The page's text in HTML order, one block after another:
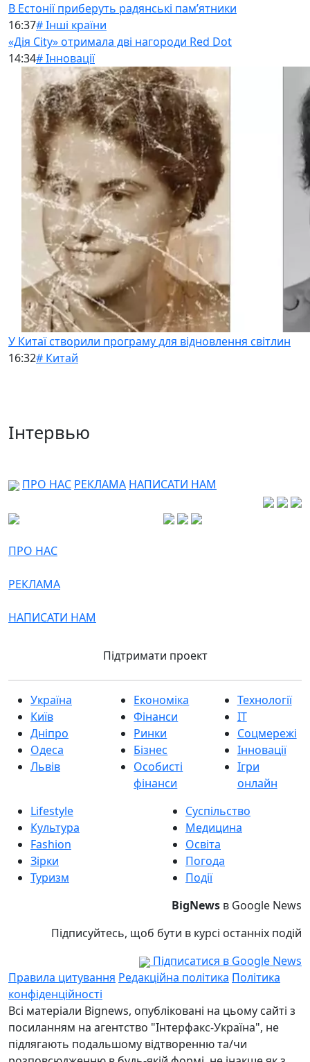
В Естонії приберуть радянські памʼятники
16:37# Інші країни
«Дія City» отримала дві нагороди Red Dot
14:34# Інновації
У Китаї створили програму для відновлення світлин
16:32# Китай
Інтервью
ПРО НАС РЕКЛАМА НАПИСАТИ НАМ
ПРО НАС
РЕКЛАМА
НАПИСАТИ НАМ
Підтримати проект
Україна
Київ
Дніпро
Одеса
Львів
Економіка
Фінанси
Ринки
Бізнес
Особисті
фінанси
Технології
IT
Соцмережі
Інновації
Ігри
онлайн
Lifestyle
Культура
Fashion
Зірки
Туризм
Суспільство
Медицина
Освіта
Погода
Події
BigNews в Google News
Підписуйтесь, щоб бути в курсі останніх подій
Підписатися в Google News
Правила цитування Редакційна політика Політика
конфіденційності
Всі матеріали Bignews, опубліковані на цьому сайті з
посиланням на агентство "Інтерфакс-Україна", не
підлягають подальшому відтворенню та/чи